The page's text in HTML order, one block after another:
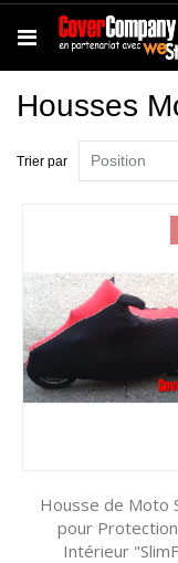
Housses
Trier par
Housse de Moto
pour
Intérieur